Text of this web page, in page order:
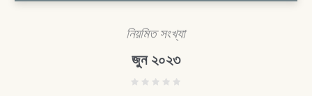
নিয়মিত সংখ্যা
জুন ২০২৩